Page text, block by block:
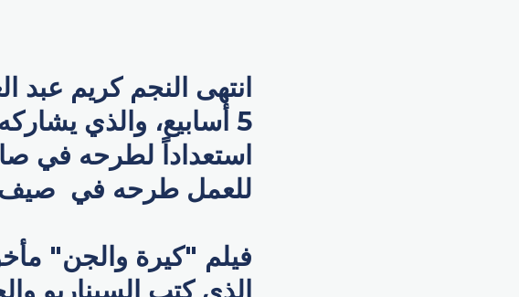
انتهى النجم كريم عبد
5 أسابيع، والذي
استعداداً لطرحه في
للعمل طرحه في صيف 2021، في حال استقرار
الذي كتب السيناريو